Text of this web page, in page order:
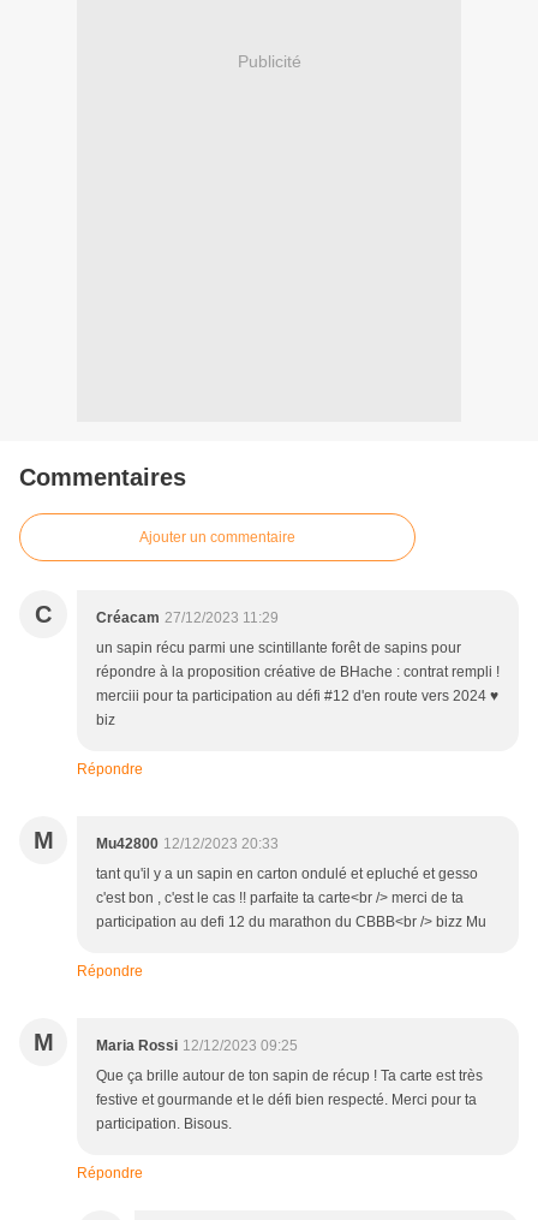
Publicité
Commentaires
Ajouter un commentaire
C Créacam 27/12/2023 11:29
un sapin récu parmi une scintillante forêt de sapins pour
répondre à la proposition créative de BHache : contrat rempli !
merciii pour ta participation au défi #12 d'en route vers 2024 ♥
biz
Répondre
M Mu42800 12/12/2023 20:33
tant qu'il y a un sapin en carton ondulé et epluché et gesso
c'est bon , c'est le cas !! parfaite ta carte<br /> merci de ta
participation au defi 12 du marathon du CBBB<br /> bizz Mu
Répondre
M Maria Rossi 12/12/2023 09:25
Que ça brille autour de ton sapin de récup ! Ta carte est très
festive et gourmande et le défi bien respecté. Merci pour ta
participation. Bisous.
Répondre